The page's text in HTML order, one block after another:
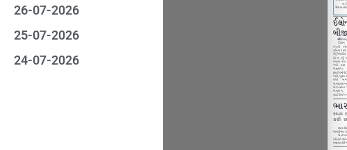
26-07-2026
25-07-2026
24-07-2026